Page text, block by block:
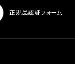
正規品認証フォーム